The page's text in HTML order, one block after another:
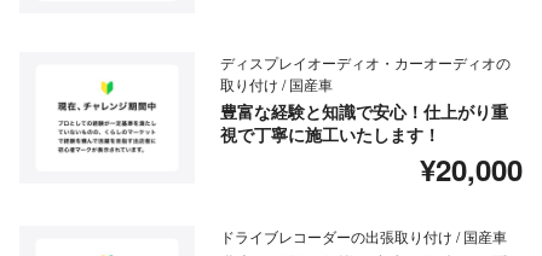
ディスプレイオーディオ・カーオーディオの
取り付け / 国産車
豊富な経験と知識で安心！仕上がり重
視で丁寧に施工いたします！
¥20,000
ドライブレコーダーの出張取り付け / 国産車